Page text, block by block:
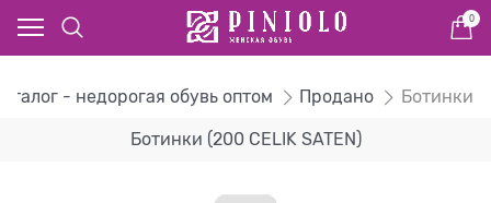
0
- недорогая обувь оптом Продано Ботинки
Ботинки (200 CELIK SATEN)